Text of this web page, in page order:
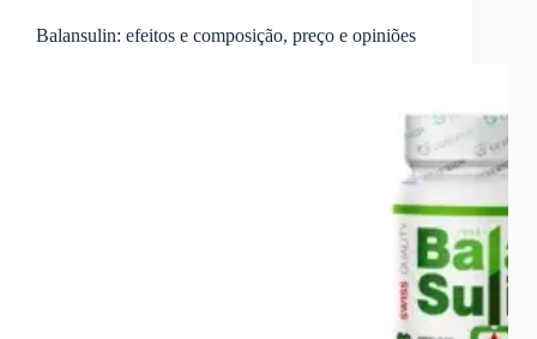
Balansulin: efeitos e composição, preço e opiniões